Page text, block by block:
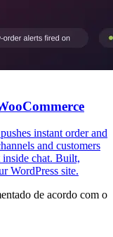
instant order and
and customers
chat. Built,
WordPress site.
de acordo com o